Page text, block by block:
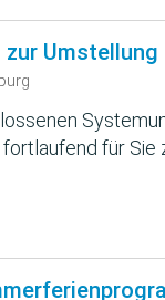
Umstellung
für Sie